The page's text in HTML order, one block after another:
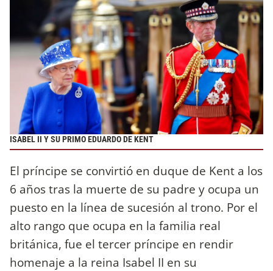
ISABEL II Y SU PRIMO EDUARDO DE KENT
El príncipe se convirtió en duque de Kent a los
6 años tras la muerte de su padre y ocupa un
puesto en la línea de sucesión al trono. Por el
alto rango que ocupa en la familia real
británica, fue el tercer príncipe en rendir
homenaje a la reina Isabel II en su